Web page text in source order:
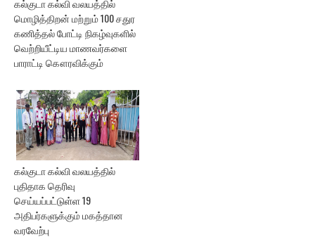
கல்குடா கல்வி வலயத்தில்
மொழித்திறன் மற்றும் 100 சதுர
கணித்தல் போட்டி நிகழ்வுகளில்
வெற்றியீட்டிய மாணவர்களை
பாராட்டி கௌரவிக்கும்
கல்குடா கல்வி வலயத்தில்
புதிதாக தெரிவு
செய்யப்பட்டுள்ள 19
அதிபர்களுக்கும் மகத்தான
வரவேற்பு